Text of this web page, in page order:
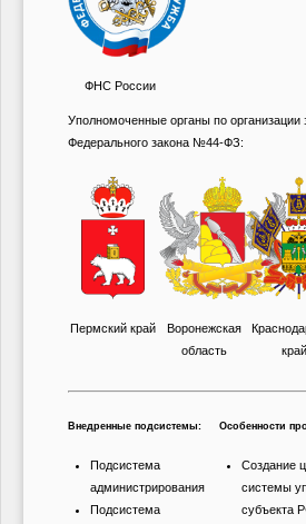
ФНС России
Уполномоченные органы по организации
Федерального закона №44-ФЗ:
Пермский край
Воронежская
область
край
Внедренные подсистемы:
Подсистема
администрирования
Подсистема
Особенности
Создание
системы
субъекта